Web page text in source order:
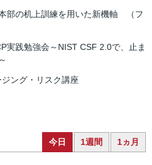
本部の机上訓練を用いた新機軸 （フ
実践勉強会～NIST CSF 2.0で、止ま
ング・リスク講座
今日 1週間 1ヵ月